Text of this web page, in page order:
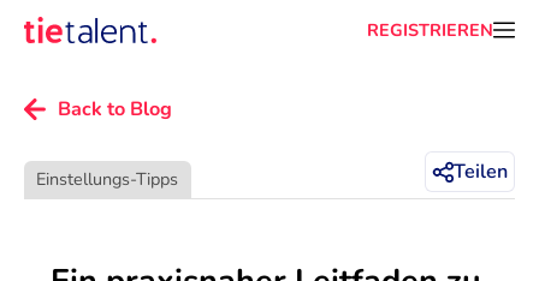
REGISTRIEREN
Back to Blog
Teilen
Einstellungs-Tipps